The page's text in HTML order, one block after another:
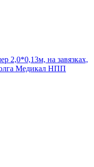
2,0*0,13м, на завязках,
Медикал НПП